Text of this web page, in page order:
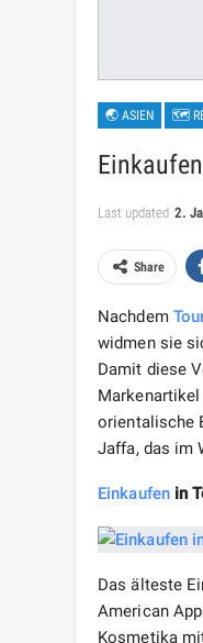
🌏 ASIEN 🗺
Last updated 2.
Share
Nachdem
widmen sie
Damit diese
orientalische
Jaffa, das im
Einkaufenin
Das älteste
American
Kosmetika